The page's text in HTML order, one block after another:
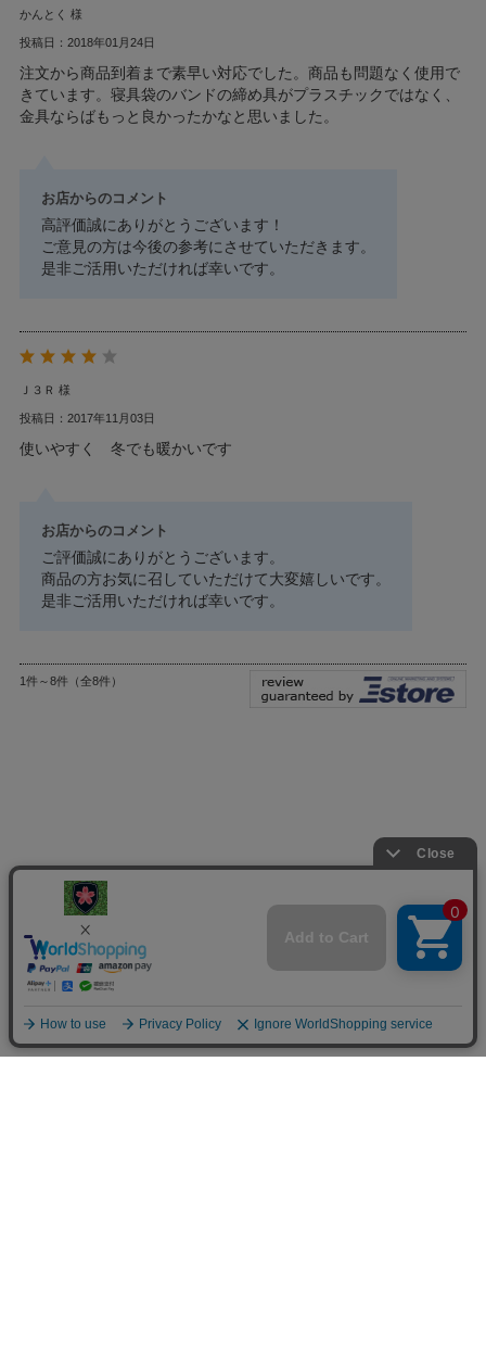
かんとく 様
投稿日：2018年01月24日
注文から商品到着まで素早い対応でした。商品も問題なく使用で
きています。寝具袋のバンドの締め具がプラスチックではなく、
金具ならばもっと良かったかなと思いました。
お店からのコメント
高評価誠にありがとうございます！
ご意見の方は今後の参考にさせていただきます。
是非ご活用いただければ幸いです。
Ｊ３Ｒ 様
投稿日：2017年11月03日
使いやすく 冬でも暖かいです
お店からのコメント
ご評価誠にありがとうございます。
商品の方お気に召していただけて大変嬉しいです。
是非ご活用いただければ幸いです。
1件～8件（全8件）